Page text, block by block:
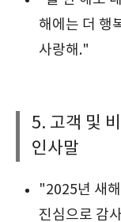
해에는 더 행
사랑해."
5. 고객 및
인사말
"2025년 새
진심으로 감